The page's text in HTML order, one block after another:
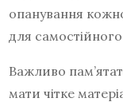
опанування
для
Важливо
мати чітке